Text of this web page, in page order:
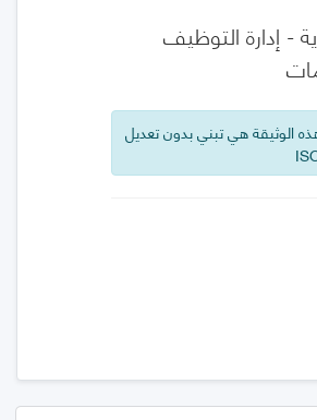
- إدارة التوظيف
الوثيقة هي تبني بدون تعديل